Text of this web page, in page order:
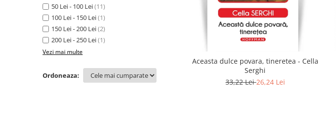
50 Lei - 100 Lei(11)
100 Lei - 150 Lei(1)
150 Lei - 200 Lei(2)
200 Lei - 250 Lei(1)
Vezi mai multe
Ordoneaza:
Aceasta dulce povara, tineretea - Cella
Serghi
33,22 Lei26,24 Lei